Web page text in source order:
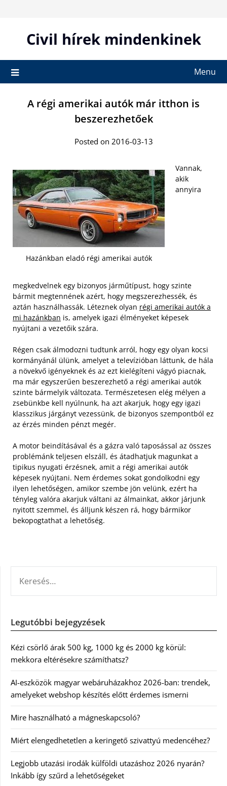
contentCivil hírek mindenkinek
Menu
A régi amerikai autók már itthon is
beszerezhetőek
Posted on 2016-03-13
Hazánkban eladó régi amerikai autók
Vannak,
akik
annyira
megkedvelnek egy bizonyos járműtípust, hogy szinte
bármit megtennének azért, hogy megszerezhessék, és
aztán használhassák. Léteznek olyan régi amerikai autók a
mi hazánkban is, amelyek igazi élményeket képesek
nyújtani a vezetőik szára.
Régen csak álmodozni tudtunk arról, hogy egy olyan kocsi
kormányánál ülünk, amelyet a televízióban láttunk, de hála
a növekvő igényeknek és az ezt kielégíteni vágyó piacnak,
ma már egyszerűen beszerezhető a régi amerikai autók
szinte bármelyik változata. Természetesen elég mélyen a
zsebünkbe kell nyúlnunk, ha azt akarjuk, hogy egy igazi
klasszikus járgányt vezessünk, de bizonyos szempontból ez
az érzés minden pénzt megér.
A motor beindításával és a gázra való taposással az összes
problémánk teljesen elszáll, és átadhatjuk magunkat a
tipikus nyugati érzésnek, amit a régi amerikai autók
képesek nyújtani. Nem érdemes sokat gondolkodni egy
ilyen lehetőségen, amikor szembe jön velünk, ezért ha
tényleg valóra akarjuk váltani az álmainkat, akkor járjunk
nyitott szemmel, és álljunk készen rá, hogy bármikor
bekopogtathat a lehetőség.
Legutóbbi bejegyzések
Kézi csörlő árak 500 kg, 1000 kg és 2000 kg körül:
mekkora eltérésekre számíthatsz?
AI-eszközök magyar webáruházakhoz 2026-ban: trendek,
amelyeket webshop készítés előtt érdemes ismerni
Mire használható a mágneskapcsoló?
Miért elengedhetetlen a keringető szivattyú medencéhez?
Legjobb utazási irodák külföldi utazáshoz 2026 nyarán?
Inkább így szűrd a lehetőségeket